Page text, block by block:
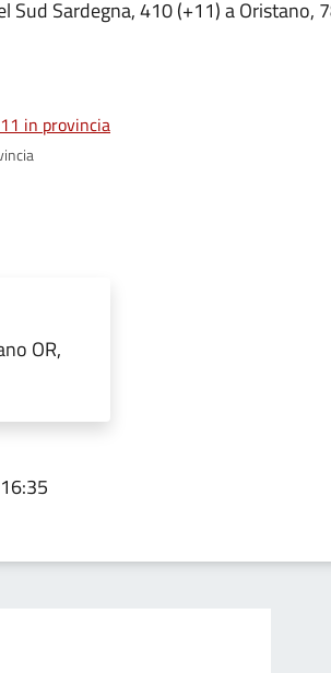
Sud Sardegna, 410 (+11) a Oristano,
OR,